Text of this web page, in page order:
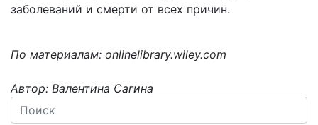
заболеваний и смерти от всех причин.
По материалам: onlinelibrary.wiley.com
Автор: Валентина Сагина